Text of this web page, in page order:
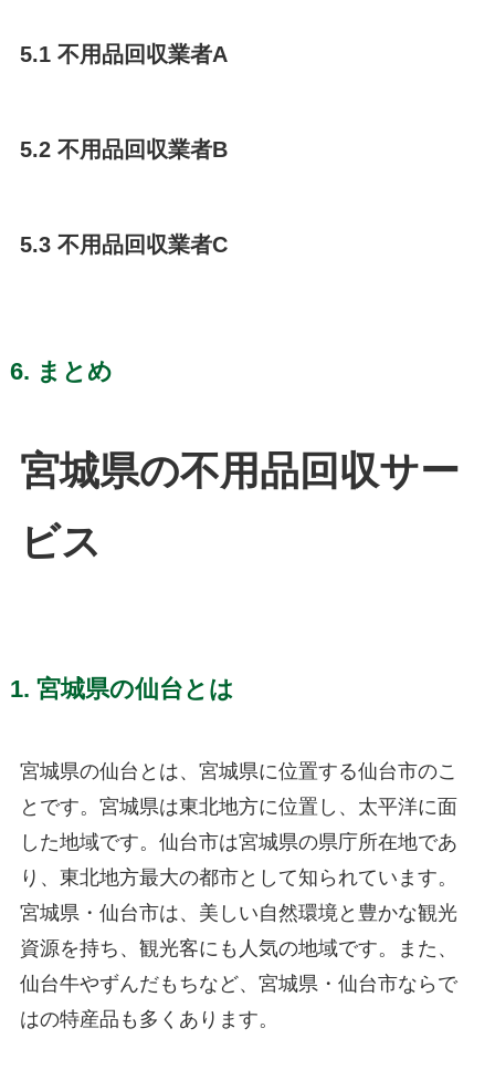
5.1 不用品回収業者A
5.2 不用品回収業者B
5.3 不用品回収業者C
6. まとめ
宮城県の不用品回収サー
ビス
1. 宮城県の仙台とは
宮城県の仙台とは、宮城県に位置する仙台市のこ
とです。宮城県は東北地方に位置し、太平洋に面
した地域です。仙台市は宮城県の県庁所在地であ
り、東北地方最大の都市として知られています。
宮城県・仙台市は、美しい自然環境と豊かな観光
資源を持ち、観光客にも人気の地域です。また、
仙台牛やずんだもちなど、宮城県・仙台市ならで
はの特産品も多くあります。